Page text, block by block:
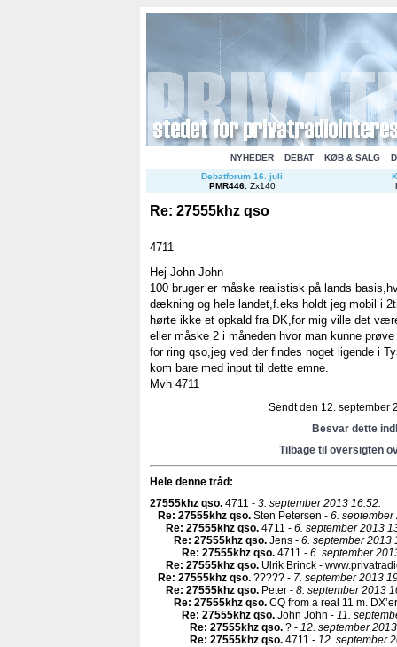
NYHEDER DEBAT KØB & SALG
Debatforum 16. juli
PMR446. Zx140
Re: 27555khz qso
4711
Hej John John
100 bruger er måske realistisk på lands
dækning og hele landet,f.eks holdt jeg mobil i
hørte ikke et opkald fra DK,for mig ville det
eller måske 2 i måneden hvor man kunne
for ring qso,jeg ved der findes noget ligende i
kom bare med input til dette emne.
Mvh 4711
Sendt den 12. september
Besvar dette
Tilbage til oversigten
Hele denne tråd:
27555khz qso. 4711 - 3. september 2013 16:52.
Re: 27555khz qso. Sten Petersen - 6. september
Re: 27555khz qso. 4711 - 6. september 2013
Re: 27555khz qso. Jens - 6. september 2013
Re: 27555khz qso. 4711 - 6. september
Re: 27555khz qso. Ulrik Brinck -
Re: 27555khz qso. ????? - 7. september 2013
Re: 27555khz qso. Peter - 8. september 2013
Re: 27555khz qso. CQ from a real 11 m.
Re: 27555khz qso. John John - 11.
Re: 27555khz qso. ? - 12. september
Re: 27555khz qso. 4711 - 12. september